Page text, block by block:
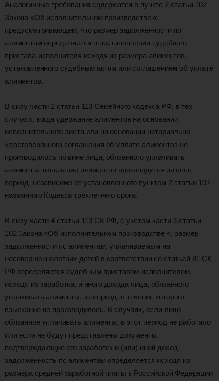
Аналогичные требования содержатся в пункте 2 статьи 102
Закона «Об исполнительном производстве «,
предусматривающем, что размер задолженности по
алиментам определяется в постановлении судебного
пристава-исполнителя исходя из размера алиментов,
установленного судебным актом или соглашением об уплате
алиментов.
В силу части 2 статьи 113 Семейного кодекса РФ, в тех
случаях, когда удержание алиментов на основании
исполнительного листа или на основании нотариально
удостоверенного соглашения об уплате алиментов не
производилось по вине лица, обязанного уплачивать
алименты, взыскание алиментов производится за весь
период, независимо от установленного пунктом 2 статьи 107
названного Кодекса трехлетнего срока.
В силу части 4 статьи 113 СК РФ, с учетом части 3 статьи
102 Закона «Об исполнительном производстве «, размер
задолженности по алиментам, уплачиваемым на
несовершеннолетних детей в соответствии со статьей 81 СК
РФ определяется судебным приставом-исполнителем,
исходя из заработка, и иного дохода лица, обязанного
уплачивать алименты, за период, в течение которого
взыскание не производилось. В случаях, если лицо
обязанное уплачивать алименты, в этот период не работало
или если не будут представлены документы,
подтверждающие его заработок и (или) иной доход,
задолженность по алиментам определяется исходя из
размера средней заработной платы в Российской Федерации